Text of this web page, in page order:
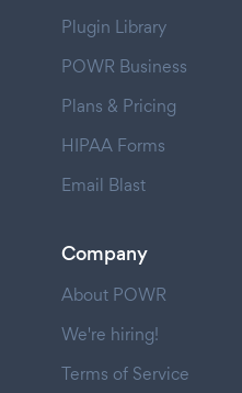
Plugin Library
POWR Business
Plans & Pricing
HIPAA Forms
Email Blast
Company
About POWR
We're hiring!
Terms of Service